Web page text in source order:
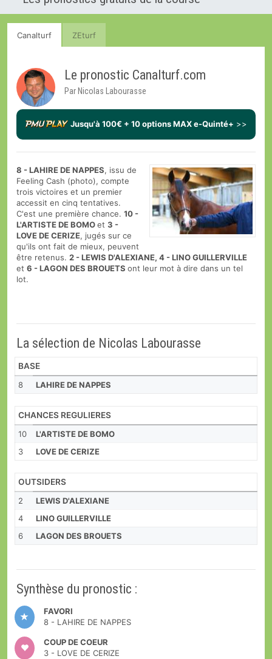
Canalturf ZEturf
Le pronostic Canalturf.com
Par Nicolas Labourasse
Jusqu'à 100€ + 10 options MAX e-Quinté+ >>
8 - LAHIRE DE NAPPES, issu de
Feeling Cash (photo), compte
trois victoires et un premier
accessit en cinq tentatives.
C'est une première chance. 10 -
L'ARTISTE DE BOMOet 3 -
LOVE DE CERIZE, jugés sur ce
qu'ils ont fait de mieux, peuvent
être retenus. 2 - LEWIS D'ALEXIANE, 4 - LINO GUILLERVILLE
et 6 - LAGON DES BROUETS ont leur mot à dire dans un tel
lot.
La sélection de Nicolas Labourasse
BASE
8
LAHIRE DE NAPPES
CHANCES REGULIERES
10
L'ARTISTE DE BOMO
3
LOVE DE CERIZE
OUTSIDERS
2
LEWIS D'ALEXIANE
4
LINO GUILLERVILLE
6
LAGON DES BROUETS
Synthèse du pronostic :
FAVORI
8 - LAHIRE DE NAPPES
COUP DE COEUR
3 - LOVE DE CERIZE